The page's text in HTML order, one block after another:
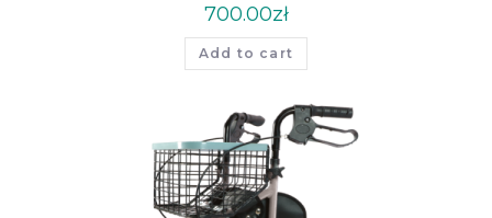
700.00zł
Add to cart